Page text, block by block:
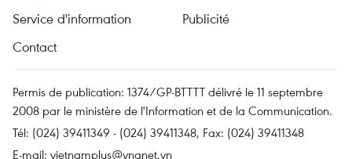
Service d'information
Publicité
Contact
Permis de publication: 1374/GP-BTTTT délivré le 11 septembre
2008 par le ministère de l'Information et de la Communication.
Tél: (024) 39411349 - (024) 39411348, Fax: (024) 39411348
E-mail: vietnamplus@vnanet.vn